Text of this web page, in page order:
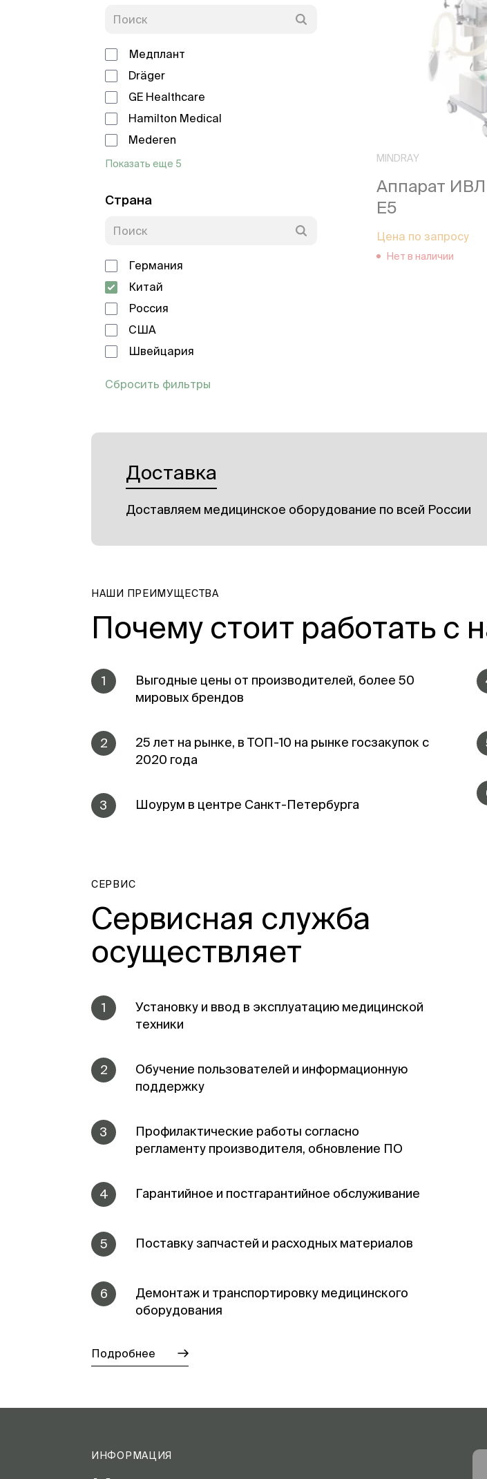
Медплант
Dräger
GE Healthcare
Hamilton Medical
Mederen
Показать еще 5
Страна
Германия
Китай
Россия
США
Швейцария
Сбросить фильтры
MINDRAY
Аппарат ИВЛ
E5
Цена по запросу
Нет в наличии
Доставка
Доставляем медицинское оборудование по всей России
НАШИ ПРЕИМУЩЕСТВА
Почему стоит работать с
1
Выгодные цены от производителей, более 50
мировых брендов
2
25 лет на рынке, в ТОП-10 на рынке госзакупок с
2020 года
3 Шоурум в центре Санкт-Петербурга
СЕРВИС
Сервисная служба
осуществляет
1
Установку и ввод в эксплуатацию медицинской
техники
2
Обучение пользователей и информационную
поддержку
3
Профилактические работы согласно
регламенту производителя, обновление ПО
4 Гарантийное и постгарантийное обслуживание
5 Поставку запчастей и расходных материалов
6
Демонтаж и транспортировку медицинского
оборудования
Подробнее
ИНФОРМАЦИЯ